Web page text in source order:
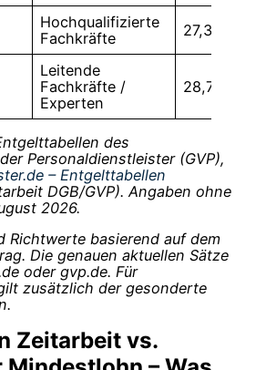
Hochqualifizierte
Fachkräfte
27,36 €
Leitende
Fachkräfte /
Experten
28,70 €
des
Personaldienstleister (GVP),
– Entgelttabellen
DGB/GVP). Angaben ohne
2026.
Richtwerte basierend auf dem
Die genauen aktuellen Sätze
oder gvp.de. Für
zusätzlich der gesonderte
Zeitarbeit vs.